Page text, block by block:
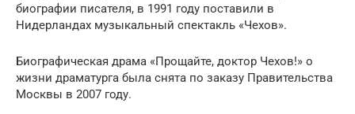
биографии писателя, в 1991 году поставили в
Нидерландах музыкальный спектакль «Чехов».
Биографическая драма «Прощайте, доктор Чехов!» о
жизни драматурга была снята по заказу Правительства
Москвы в 2007 году.